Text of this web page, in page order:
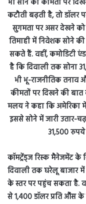
कॉमट्रेंड्ज रिस्क मैनेजमेंट के
दिवाली तक घरेलू बाजार में
के स्तर पर पहुंच सकता है.
से 1,400 डॉलर प्रति औंस